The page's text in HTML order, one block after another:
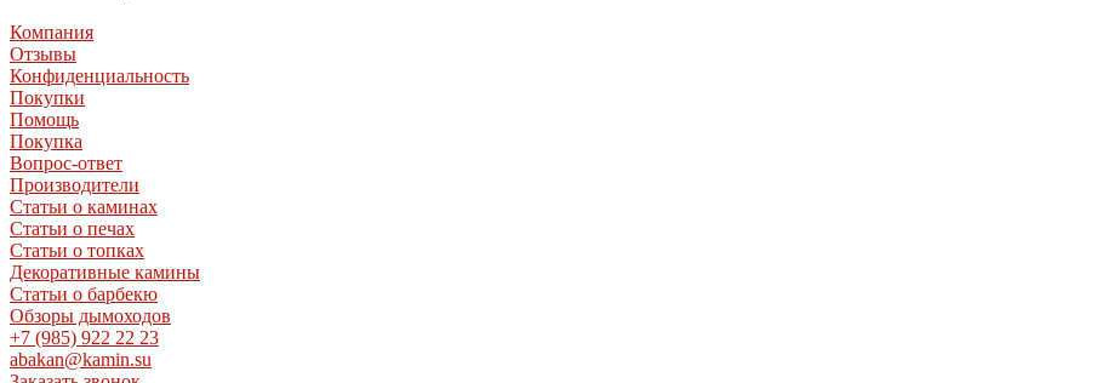
Компания
Отзывы
Конфиденциальность
Покупки
Помощь
Покупка
Вопрос-ответ
Производители
Статьи о каминах
Статьи о печах
Статьи о топках
Декоративные камины
Статьи о барбекю
Обзоры дымоходов
+7 (985) 922 22 23
abakan@kamin.su